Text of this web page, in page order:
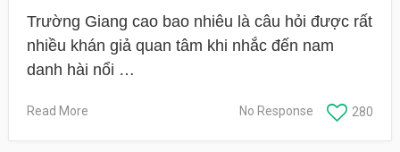
Trường Giang cao bao nhiêu là câu hỏi được rất
nhiều khán giả quan tâm khi nhắc đến nam
danh hài nổi …
Read More 280
No Response